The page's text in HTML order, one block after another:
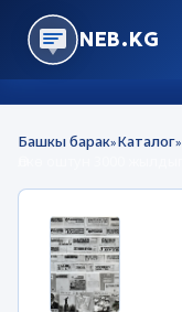
NEB.KG
Башкы барак»Каталог»